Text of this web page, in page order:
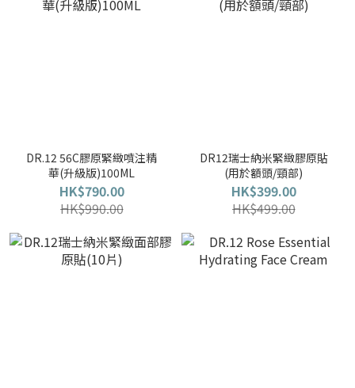
DR.12 56C膠原緊緻噴注精
華(升級版)100ML
HK$790.00
HK$990.00
DR12瑞士納米緊緻膠原貼
(用於額頭/頸部)
HK$399.00
HK$499.00